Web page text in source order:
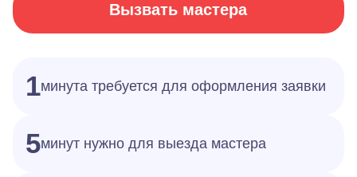
Вызвать мастера
1минута требуется для оформления заявки
5минут нужно для выезда мастера